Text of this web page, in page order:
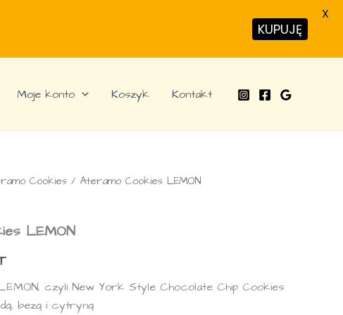
Moje konto Koszyk Kontakt
Cookies / Ateramo Cookies LEMON
LEMON
czyli New York Style Chocolate Chip Cookies
bezą i cytryną
KUPUJĘ
X